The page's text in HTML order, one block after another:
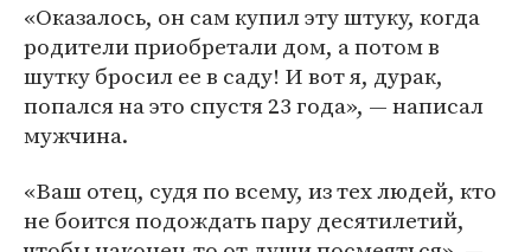
«Оказалось, он сам купил эту штуку, когда
родители приобретали дом, а потом в
шутку бросил ее в саду! И вот я, дурак,
попался на это спустя 23 года», — написал
мужчина.
«Ваш отец, судя по всему, из тех людей, кто
не боится подождать пару десятилетий,